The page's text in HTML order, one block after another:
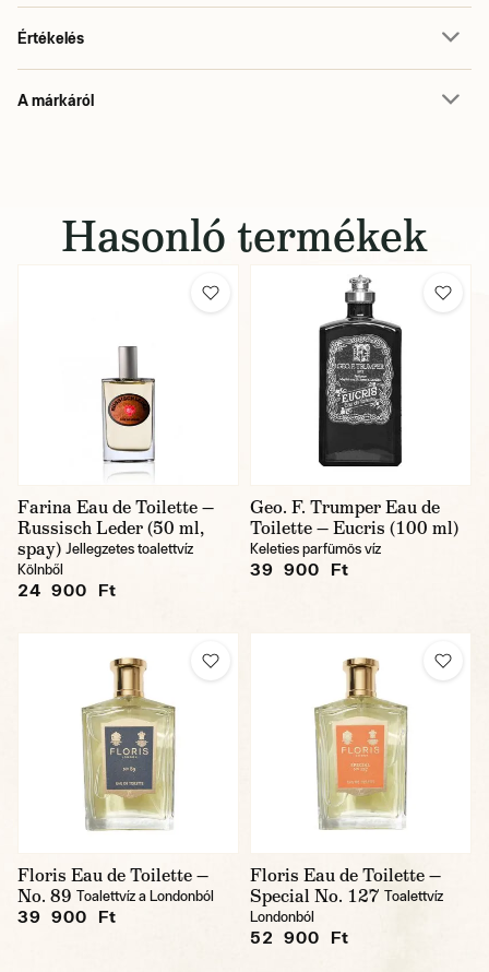
Értékelés
A márkáról
Hasonló termékek
Farina Eau de Toilette —
Russisch Leder (50 ml,
spay) Jellegzetes toalettvíz
Kölnből
24 900 Ft
Geo. F. Trumper Eau de
Toilette — Eucris (100 ml)
Keleties parfümös víz
39 900 Ft
Floris Eau de Toilette —
No. 89 Toalettvíz a Londonból
39 900 Ft
Floris Eau de Toilette —
Special No. 127 Toalettvíz
Londonból
52 900 Ft